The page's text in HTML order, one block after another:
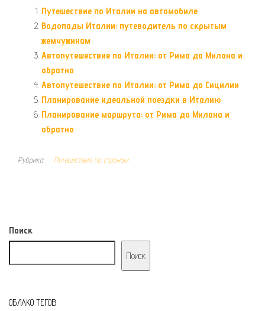
Путешествие по Италии на автомобиле
Водопады Италии: путеводитель по скрытым
жемчужинам
Автопутешествие по Италии: от Рима до Милана и
обратно
Автопутешествие по Италии: от Рима до Сицилии
Планирование идеальной поездки в Италию
Планирование маршрута: от Рима до Милана и
обратно
Рубрика Путешествия по странам
Поиск
Поиск
ОБЛАКО ТЕГОВ